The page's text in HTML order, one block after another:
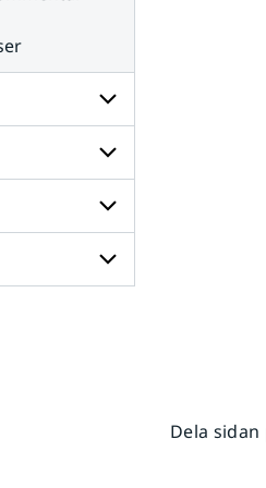
Undersidor
för
Radar
och
satellit
Undersidor
för
Väder
till
havs
Undersidor
för
Dela sidan